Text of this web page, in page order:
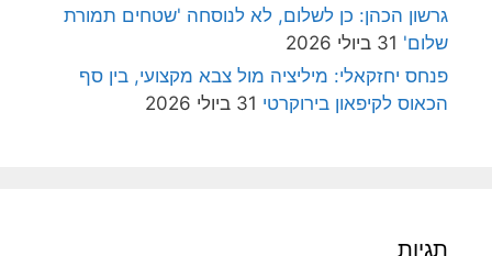
גרשון הכהן: כן לשלום, לא לנוסחה 'שטחים תמורת
שלום' 31 ביולי 2026
פנחס יחזקאלי: מיליציה מול צבא מקצועי, בין סף
הכאוס לקיפאון בירוקרטי 31 ביולי 2026
תגיות